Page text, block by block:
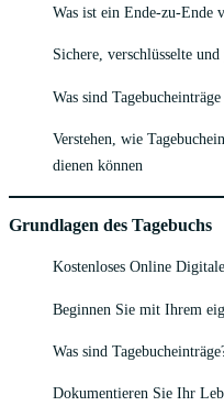
Was ist ein Ende-zu-Ende
Sichere, verschlüsselte
Was sind
Verstehen, wie
dienen können
Grundlagen des Tagebuchs
Kostenloses Online
Beginnen Sie mit Ihrem
Was sind
Dokumentieren Sie Ihr